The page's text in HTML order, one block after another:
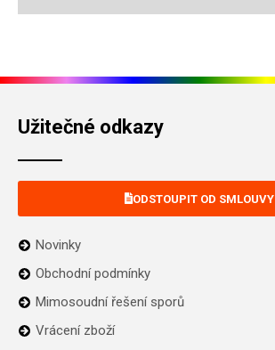
Užitečné odkazy
ODSTOUPIT OD SMLOUVY
Novinky
Obchodní podmínky
Mimosoudní řešení sporů
Vrácení zboží